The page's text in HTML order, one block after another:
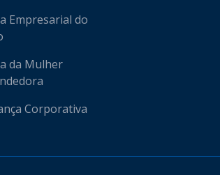
Empresarial do
da Mulher
Corporativa